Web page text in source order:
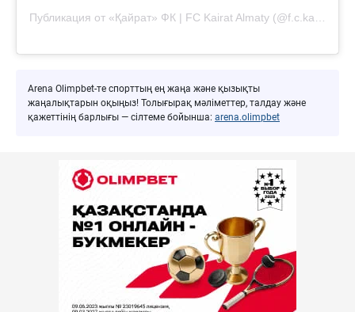
Arena Olimpbet-те спорттың ең жаңа және қызықты
жаңалықтарын оқыңыз! Толығырақ мәліметтер, талдау және
қажеттінің барлығы — сілтеме бойынша: arena.olimpbet